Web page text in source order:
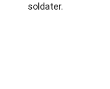
soldater.